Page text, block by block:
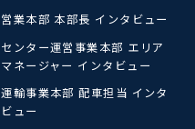
営業本部 本部長 インタビュー
センター運営事業本部 エリア
マネージャー インタビュー
運輸事業本部 配車担当 インタ
ビュー